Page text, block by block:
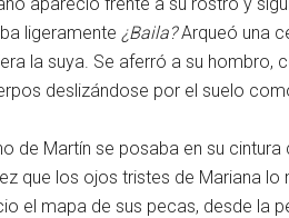
ligeramente ¿Baila?Arqueó una
la suya. Se aferró a su
deslizándose por el suelo
de Martín se posaba en su
que los ojos tristes de Mariana lo
el mapa de sus pecas, desde la